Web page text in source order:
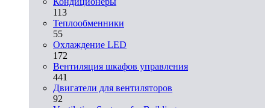
113
Теплообменники
55
Охлаждение LED
172
Вентиляция шкафов управления
441
Двигатели для вентиляторов
92